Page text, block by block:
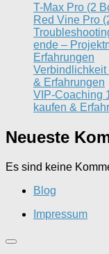
T-Max Pro (2
Red Vine Pro
ende –
Erfahrungen
Verbindlichkeit
& Erfahrungen
VIP-Coaching
kaufen &
Neueste
Es sind keine
Blog
Impressum